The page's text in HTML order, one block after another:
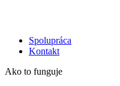
Spolupráca
Kontakt
Ako to funguje